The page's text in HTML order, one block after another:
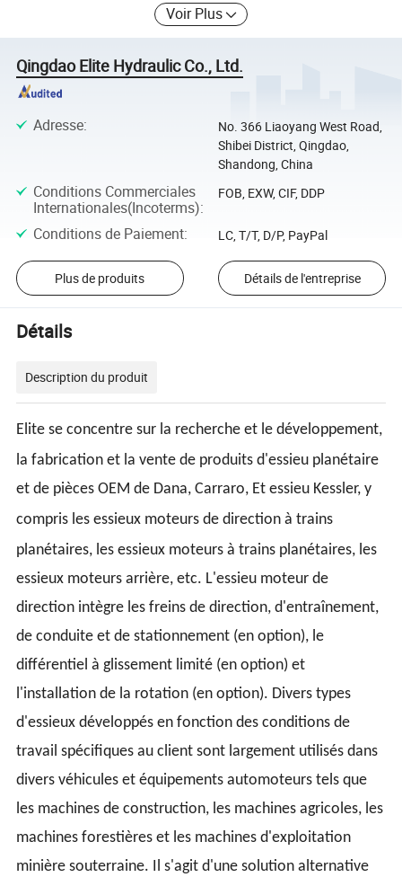
Voir Plus
Qingdao Elite Hydraulic Co., Ltd.
Adresse:
No. 366 Liaoyang West Road,
Shibei District, Qingdao,
Shandong, China
Conditions Commerciales
Internationales(Incoterms):
FOB, EXW, CIF, DDP
Conditions de Paiement: LC, T/T, D/P, PayPal
Plus de produits Détails de l'entreprise
Détails
Description du produit
Elite se concentre sur la recherche et le développement,
la fabrication et la vente de produits d'essieu planétaire
et de pièces OEM de Dana, Carraro, Et essieu Kessler, y
compris les essieux moteurs de direction à trains
planétaires, les essieux moteurs à trains planétaires, les
essieux moteurs arrière, etc. L'essieu moteur de
direction intègre les freins de direction, d'entraînement,
de conduite et de stationnement (en option), le
différentiel à glissement limité (en option) et
l'installation de la rotation (en option). Divers types
d'essieux développés en fonction des conditions de
travail spécifiques au client sont largement utilisés dans
divers véhicules et équipements automoteurs tels que
les machines de construction, les machines agricoles, les
machines forestières et les machines d'exploitation
minière souterraine. Il s'agit d'une solution alternative